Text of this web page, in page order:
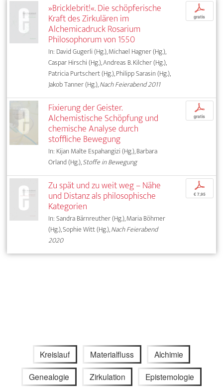
»Bricklebrit!«. Die schöpferische
Kraft des Zirkulären im
Alchemicadruck Rosarium
Philosophorum von 1550
In: David Gugerli (Hg.), Michael Hagner (Hg.),
Caspar Hirschi (Hg.), Andreas B. Kilcher (Hg.),
Patricia Purtschert (Hg.), Philipp Sarasin (Hg.),
Jakob Tanner (Hg.),Nach Feierabend 2011
p
gratis
Fixierung der Geister.
Alchemistische Schöpfung und
chemische Analyse durch
stoffliche Bewegung
In: Kijan Malte Espahangizi (Hg.), Barbara
Orland (Hg.),Stoffe in Bewegung
p
gratis
Zu spät und zu weit weg – Nähe
und Distanz als philosophische
Kategorien
In: Sandra Bärnreuther (Hg.), Maria Böhmer
(Hg.), Sophie Witt (Hg.),Nach Feierabend
2020
p
€ 7,95
Kreislauf Materialfluss Alchimie
Genealogie Zirkulation Epistemologie